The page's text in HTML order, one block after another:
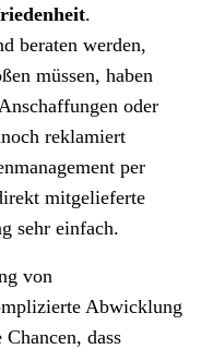
.
beraten werden,
müssen, haben
oder
reklamiert
per
mitgelieferte
sehr einfach.
von
Abwicklung
dass